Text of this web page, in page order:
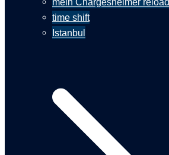
time shift
Istanbul